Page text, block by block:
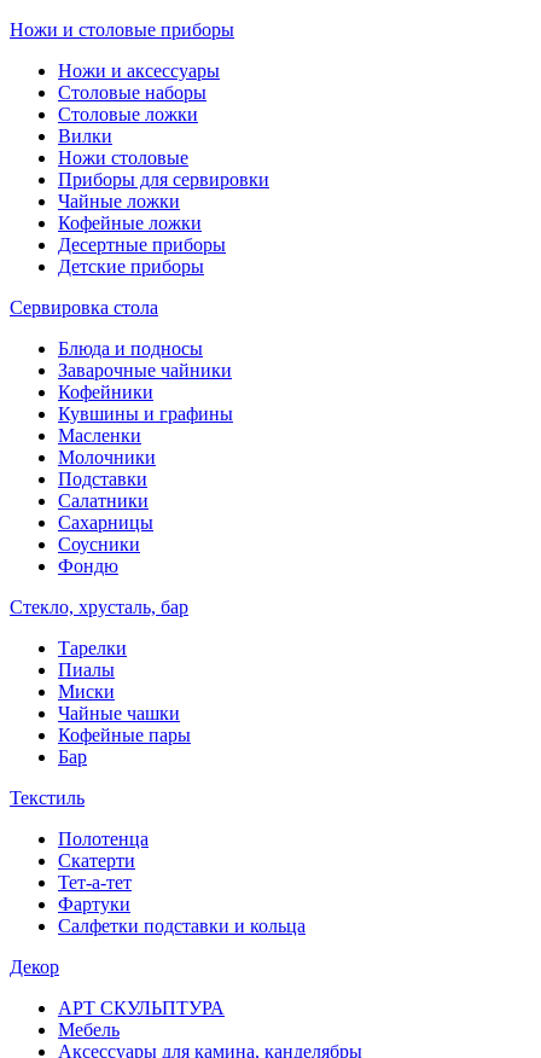
Ножи и столовые приборы
Ножи и аксессуары
Столовые наборы
Столовые ложки
Вилки
Ножи столовые
Приборы для сервировки
Чайные ложки
Кофейные ложки
Десертные приборы
Детские приборы
Сервировка стола
Блюда и подносы
Заварочные чайники
Кофейники
Кувшины и графины
Масленки
Молочники
Подставки
Салатники
Сахарницы
Соусники
Фондю
Стекло, хрусталь, бар
Тарелки
Пиалы
Миски
Чайные чашки
Кофейные пары
Бар
Текстиль
Полотенца
Скатерти
Тет-а-тет
Фартуки
Салфетки подставки и кольца
Декор
АРТ СКУЛЬПТУРА
Мебель
Аксессуары для камина, канделябры